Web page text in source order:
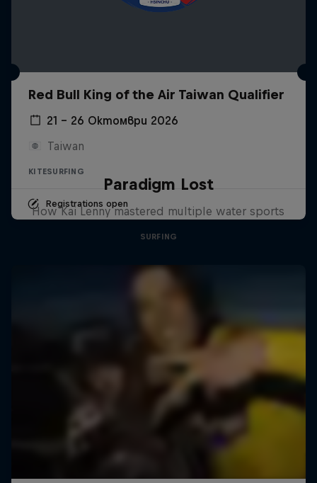
Red Bull King of the Air Taiwan Qualifier
21 – 26 Октомври 2026
Taiwan
KITESURFING
Registrations open
Paradigm Lost
How Kai Lenny mastered multiple water sports
SURFING